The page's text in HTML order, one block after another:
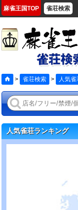
麻雀王国TOP 雀荘検索
> 雀荘検索 > 人気
人気雀荘ランキング